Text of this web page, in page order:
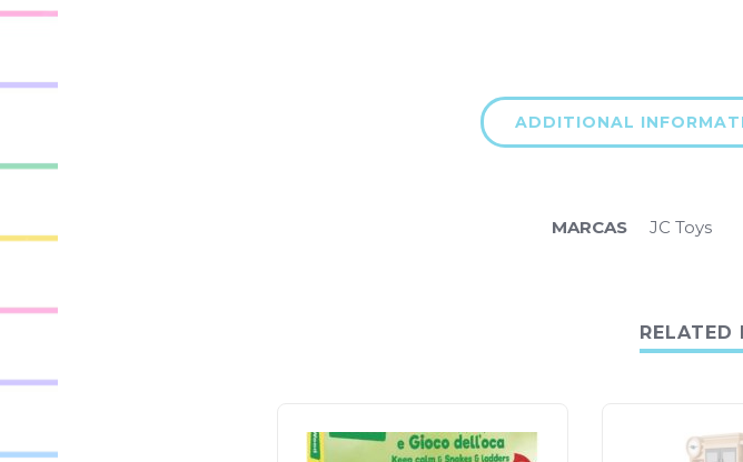
ADDITIONAL
MARCAS JC Toys
RELATED